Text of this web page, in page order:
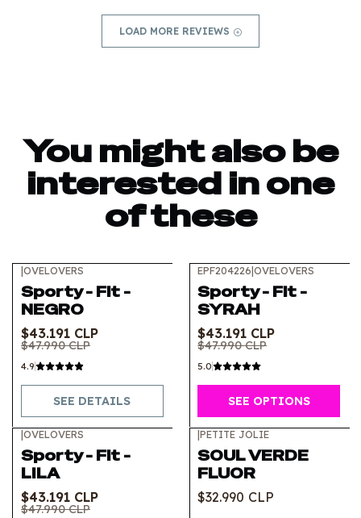
LOAD MORE REVIEWS
You might also be
interested in one
of these
Out of stock
|OVELOVERS
Sporty - Fit -
NEGRO
$43.191 CLP
$47.990 CLP
4.9
SEE DETAILS
EPF204226|OVELOVERS
Sporty - Fit -
SYRAH
$43.191 CLP
$47.990 CLP
5.0
SEE OPTIONS
|OVELOVERS
Sporty - Fit -
LILA
$43.191 CLP
$47.990 CLP
|PETITE JOLIE
SOUL VERDE
FLUOR
$32.990 CLP